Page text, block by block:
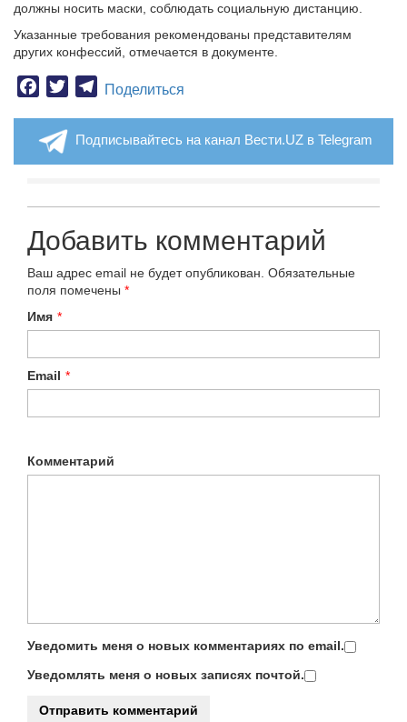
должны носить маски, соблюдать социальную дистанцию.
Указанные требования рекомендованы представителям
других конфессий, отмечается в документе.
Facebook
TwitterTelegram
Поделиться
Подписывайтесь на канал Вести.UZ в Telegram
Добавить комментарий
Ваш адрес email не будет опубликован. Обязательные
поля помечены *
Имя *
Email *
Комментарий
Уведомить меня о новых комментариях по email.
Уведомлять меня о новых записях почтой.